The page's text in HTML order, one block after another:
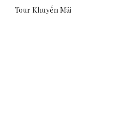
Tour Khuyến Mãi